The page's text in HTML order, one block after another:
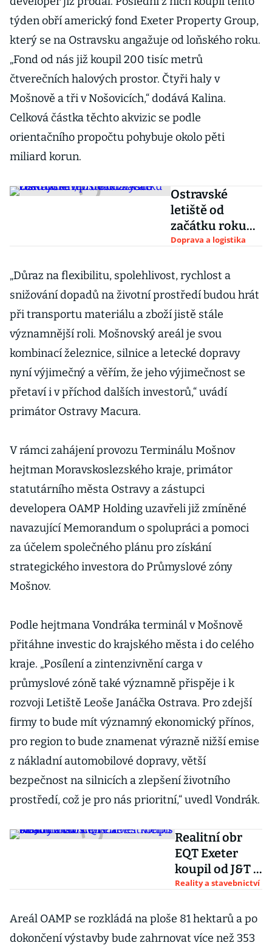
týden obří americký fond Exeter Property Group,
který se na Ostravsku angažuje od loňského roku.
„Fond od nás již koupil 200 tisíc metrů
čtverečních halových prostor. Čtyři haly v
Mošnově a tři v Nošovicích,“ dodává Kalina.
Celková částka těchto akvizic se podle
orientačního propočtu pohybuje okolo pěti
miliard korun.
Ostravské
letiště od
začátku roku
odbavilo
cestujících,
prudce zvýšilo
Doprava a logistika
„Důraz na flexibilitu, spolehlivost, rychlost a
snižování dopadů na životní prostředí budou hrát
při transportu materiálu a zboží jistě stále
významnější roli. Mošnovský areál je svou
kombinací železnice, silnice a letecké dopravy
nyní výjimečný a věřím, že jeho výjimečnost se
přetaví i v příchod dalších investorů,“ uvádí
primátor Ostravy Macura.
V rámci zahájení provozu Terminálu Mošnov
hejtman Moravskoslezského kraje, primátor
statutárního města Ostravy a zástupci
developera OAMP Holding uzavřeli již zmíněné
navazující Memorandum o spolupráci a pomoci
za účelem společného plánu pro získání
strategického investora do Průmyslové zóny
Mošnov.
Podle hejtmana Vondráka terminál v Mošnově
přitáhne investic do krajského města i do celého
kraje. „Posílení a zintenzivnění carga v
průmyslové zóně také významně přispěje i k
rozvoji Letiště Leoše Janáčka Ostrava. Pro zdejší
firmy to bude mít významný ekonomický přínos,
pro region to bude znamenat výrazně nižší emise
z nákladní automobilové dopravy, větší
bezpečnost na silnicích a zlepšení životního
prostředí, což je pro nás prioritní,“ uvedl Vondrák.
Realitní obr
EQT Exeter
koupil od J&T a
Concens
sklady v
Mošnově a
Reality a stavebnictví
Areál OAMP se rozkládá na ploše 81 hektarů a po
dokončení výstavby bude zahrnovat více než 353